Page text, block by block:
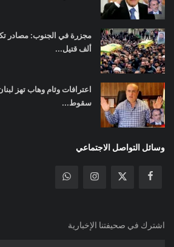
ألف قتيل...
اعترافات وئام وهاب تهز
سقوط...
وسائل التواصل الاجتماعي
اشترك في صحيفتنا الإخبارية